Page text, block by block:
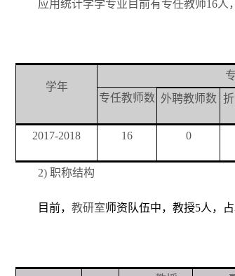
应用统计学学专业目前有专任教师16人
学年
专任教师数 外聘教师数
2017-2018 16 0
2) 职称结构
目前， 教研室师资队伍中，教授5人，